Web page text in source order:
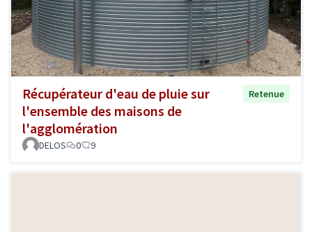
Récupérateur d'eau de pluie sur
l'ensemble des maisons de
l'agglomération
Retenue
DELOS 0 9